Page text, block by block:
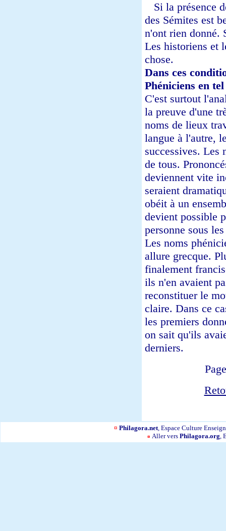
Si la présence
des Sémites est
n'ont rien donné.
Les historiens et
chose.
Dans ces
Phéniciens en
C'est surtout
la preuve d'une
noms de lieux
langue à l'autre,
successives.
de tous.
deviennent vite
seraient
obéit à un
devient possible
personne sous
Les noms
allure grecque.
finalement
ils n'en avaient
reconstituer le
claire. Dans ce
les premiers
on sait qu'ils
derniers.
¤ Philagora.net, Espace Culture
¤ Aller vers Philagora.org,